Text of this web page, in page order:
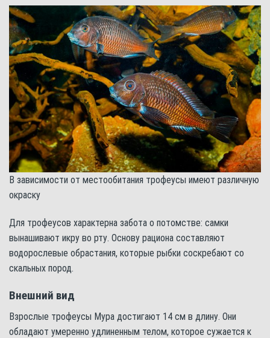
В зависимости от местообитания трофеусы имеют различную
окраску
Для трофеусов характерна забота о потомстве: самки
вынашивают икру во рту. Основу рациона составляют
водорослевые обрастания, которые рыбки соскребают со
скальных пород.
Внешний вид
Взрослые трофеусы Мура достигают 14 см в длину. Они
обладают умеренно удлиненным телом, которое сужается к